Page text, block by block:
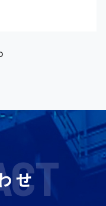
せ